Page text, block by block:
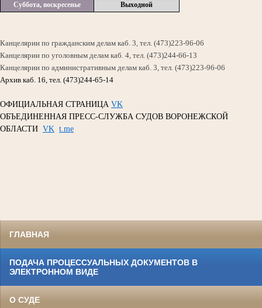
Суббота, воскресенье
Выходной
Канцелярии по гражданским делам каб. 3, тел. (473)223-96-06
Канцелярии по уголовным делам каб. 4, тел. (473)244-66-13
Канцелярии по административным делам каб. 3, тел. (473)223-96-06
Архив каб. 16, тел. (473)244-65-14
ОФИЦИАЛЬНАЯ СТРАНИЦА VK
ОБЪЕДИНЕННАЯ ПРЕСС-СЛУЖБА СУДОВ ВОРОНЕЖСКОЙ
ОБЛАСТИ VK t.me
ГЛАВНАЯ
ПОДАЧА ПРОЦЕССУАЛЬНЫХ ДОКУМЕНТОВ В
ЭЛЕКТРОННОМ ВИДЕ
О СУДЕ